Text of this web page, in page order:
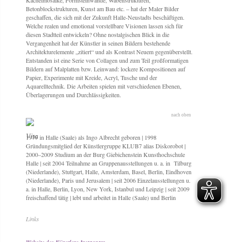
Betonblockstrukturen, Kunst am Bau etc. – hat der Maler Bilder
geschaffen, die sich mit der Zukunft Halle-Neustadts beschäftigen.
Welche realen und emotional vorstellbare Visionen lassen sich für
diesen Stadtteil entwickeln? Ohne nostalgischen Blick in die
Vergangenheit hat der Künstler in seinen Bildern bestehende
Architekturelemente „zitiert“ und als Kontrast Neuem gegenüberstellt.
Entstanden ist eine Serie von Collagen und zum Teil großformatigen
Bildern auf Malplatten bzw. Leinwand: lockere Kompositionen auf
Papier, Experimente mit Kreide, Acryl, Tusche und der
Aquarelltechnik. Die Arbeiten spielen mit verschiedenen Ebenen,
Überlagerungen und Durchlässigkeiten.
nach oben
Vita
1979 in Halle (Saale) als Ingo Albrecht geboren | 1998
Gründungsmitglied der Künstlergruppe KLUB7 alias Diskorobot |
2000–2009 Studium an der Burg Giebichenstein Kunsthochschule
Halle | seit 2004 Teilnahme an Gruppenausstellungen u. a. in Tilburg
(Niederlande), Stuttgart, Halle, Amsterdam, Basel, Berlin, Eindhoven
(Niederlande), Paris und Jerusalem | seit 2006 Einzelausstellungen u.
a. in Halle, Berlin, Lyon, New York, Istanbul und Leipzig | seit 2009
freischaffend tätig | lebt und arbeitet in Halle (Saale) und Berlin
Links